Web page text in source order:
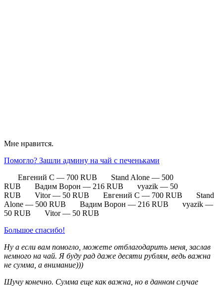
Мне нравится.
Помогло? Зашли админу на чай с печеньками
Евгений С — 700 RUB Stand Alone — 500
RUB Вадим Ворон — 216 RUB vyazik — 50
RUB Vitor — 50 RUB Евгений С — 700 RUB Stand
Alone — 500 RUB Вадим Ворон — 216 RUB vyazik —
50 RUB Vitor — 50 RUB
Большое спасибо!
Ну а если вам помогло, можете отблагодарить меня, заслав
немного на чай. Я буду рад даже десяти рублям, ведь важна
не сумма, а внимание)))
Шучу конечно. Сумма еще как важна, но в данном случае